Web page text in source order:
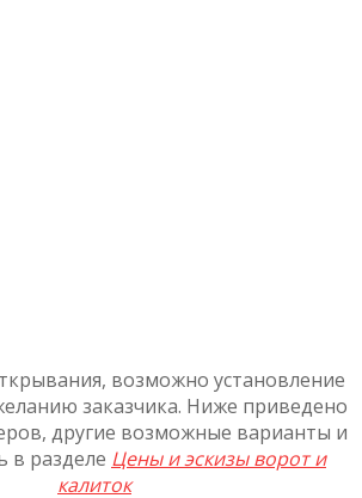
, возможно установление
заказчика. Ниже приведено
другие возможные варианты и
в разделе Цены и эскизы ворот и
калиток